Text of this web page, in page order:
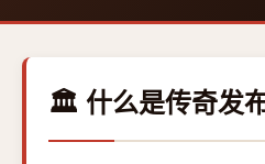
🏛️ 什么是传奇发布